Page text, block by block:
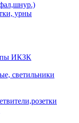
урны
ИКЗК
светильники